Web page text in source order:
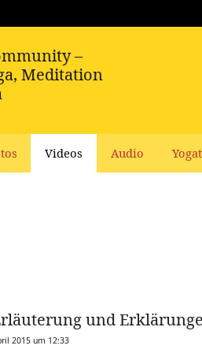
Videos Audio
und
2015 um 12:33